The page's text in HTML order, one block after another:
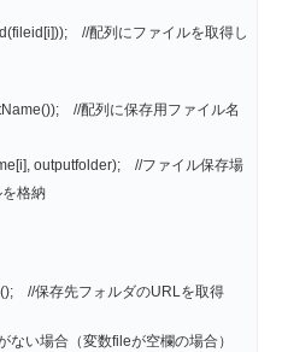
//配列にファイルを取得し
//配列に保存用ファイル名
outputfolder); //ファイル保存場
格納
//保存先フォルダのURLを取得
い場合（変数fileが空欄の場合）